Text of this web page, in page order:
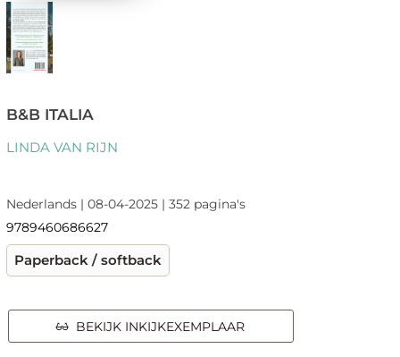
B&B ITALIA
LINDA VAN RIJN
Nederlands | 08-04-2025 | 352 pagina's
9789460686627
Paperback / softback
BEKIJK INKIJKEXEMPLAAR